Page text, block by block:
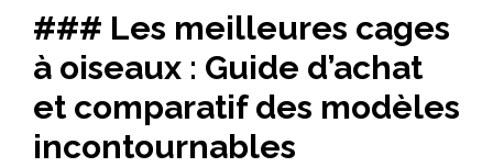
### Les meilleures cages
à oiseaux : Guide d’achat
et comparatif des modèles
incontournables